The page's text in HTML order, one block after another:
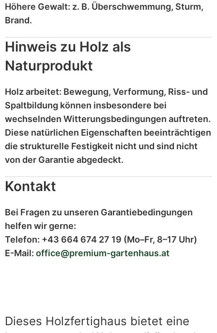
Höhere Gewalt: z. B. Überschwemmung, Sturm,
Brand.
Hinweis zu Holz als
Naturprodukt
Holz arbeitet: Bewegung, Verformung, Riss- und
Spaltbildung können insbesondere bei
wechselnden Witterungsbedingungen auftreten.
Diese natürlichen Eigenschaften beeinträchtigen
die strukturelle Festigkeit nicht und sind nicht
von der Garantie abgedeckt.
Kontakt
Bei Fragen zu unseren Garantiebedingungen
helfen wir gerne:
Telefon: +43 664 674 27 19 (Mo–Fr, 8–17 Uhr)
E-Mail: office@premium-gartenhaus.at
Dieses Holzfertighaus bietet eine